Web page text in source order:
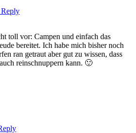
Reply
toll vor: Campen und einfach das
bereitet. Ich habe mich bisher noch
ran getraut aber gut zu wissen, dass
reinschnuppern kann. 🙂